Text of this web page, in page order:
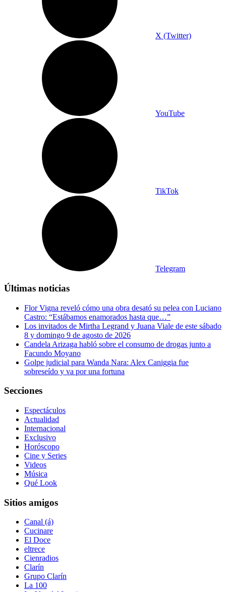
X (Twitter)
YouTube
TikTok
Telegram
Últimas noticias
Flor Vigna reveló cómo una obra desató su pelea con Luciano
Castro: “Estábamos enamorados hasta que…”
Los invitados de Mirtha Legrand y Juana Viale de este sábado
8 y domingo 9 de agosto de 2026
Candela Arizaga habló sobre el consumo de drogas junto a
Facundo Moyano
Golpe judicial para Wanda Nara: Alex Caniggia fue
sobreseído y va por una fortuna
Secciones
Espectáculos
Actualidad
Internacional
Exclusivo
Horóscopo
Cine y Series
Videos
Música
Qué Look
Sitios amigos
Canal (á)
Cucinare
El Doce
eltrece
Cienradios
Clarín
Grupo Clarín
La 100